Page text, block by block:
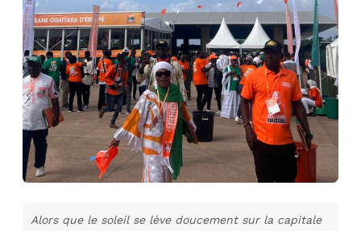
Alors que le soleil se lève doucement sur la capitale